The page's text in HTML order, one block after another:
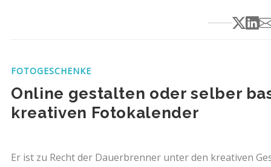
FOTOGESCHENKE
Online gestalten oder selber
kreativen Fotokalender
Er ist zu Recht der Dauerbrenner unter den kreativen